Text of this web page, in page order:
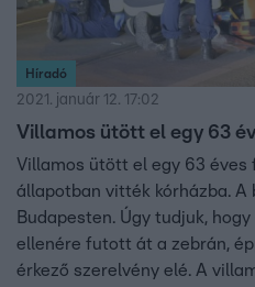
Híradó
2021. január 12. 17:02
Villamos ütött el egy 63
Villamos ütött el egy 63 éves
állapotban vitték kórházba.
Budapesten. Úgy tudjuk,
ellenére futott át a zebrán,
érkező szerelvény elé. A